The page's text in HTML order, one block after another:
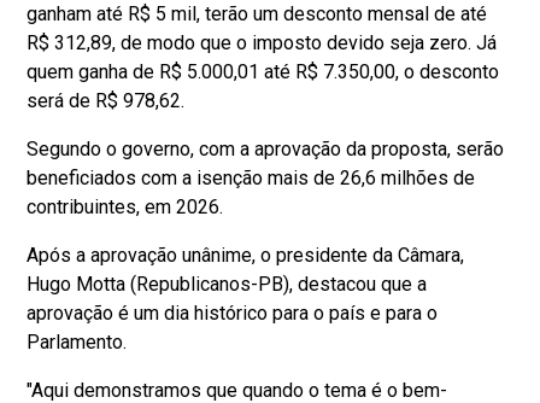
ganham até R$ 5 mil, terão um desconto mensal de até
R$ 312,89, de modo que o imposto devido seja zero. Já
quem ganha de R$ 5.000,01 até R$ 7.350,00, o desconto
será de R$ 978,62.
Segundo o governo, com a aprovação da proposta, serão
beneficiados com a isenção mais de 26,6 milhões de
contribuintes, em 2026.
Após a aprovação unânime, o presidente da Câmara,
Hugo Motta (Republicanos-PB), destacou que a
aprovação é um dia histórico para o país e para o
Parlamento.
"Aqui demonstramos que quando o tema é o bem-